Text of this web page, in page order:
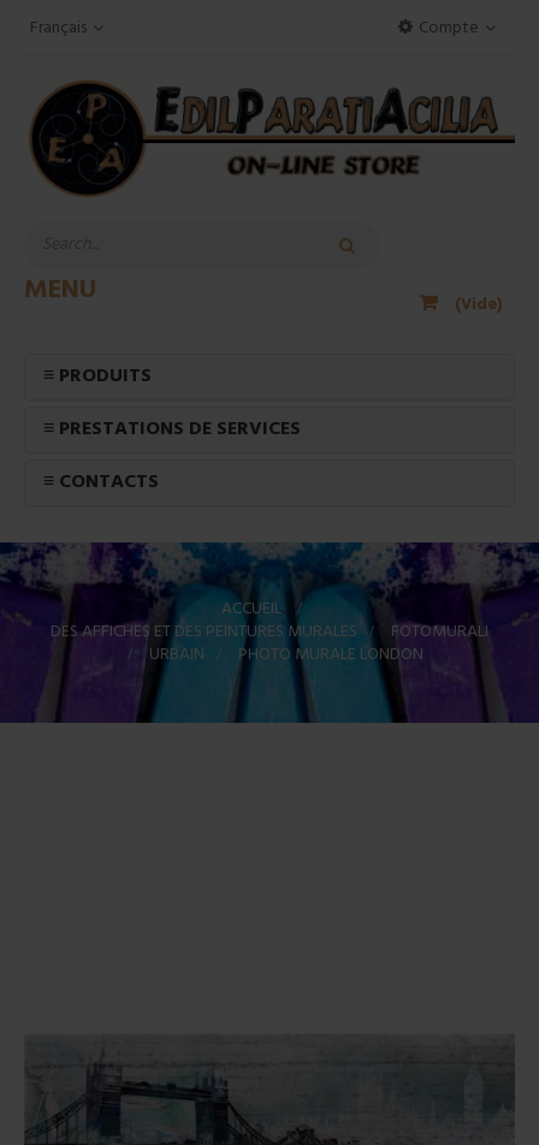
Compte
Français
(Vide)
MENU
≡ PRODUITS
≡ PRESTATIONS DE SERVICES
≡ CONTACTS
ACCUEIL >
DES AFFICHES ET DES PEINTURES MURALES >
FOTOMURALI
>
URBAIN > PHOTO MURALE LONDON